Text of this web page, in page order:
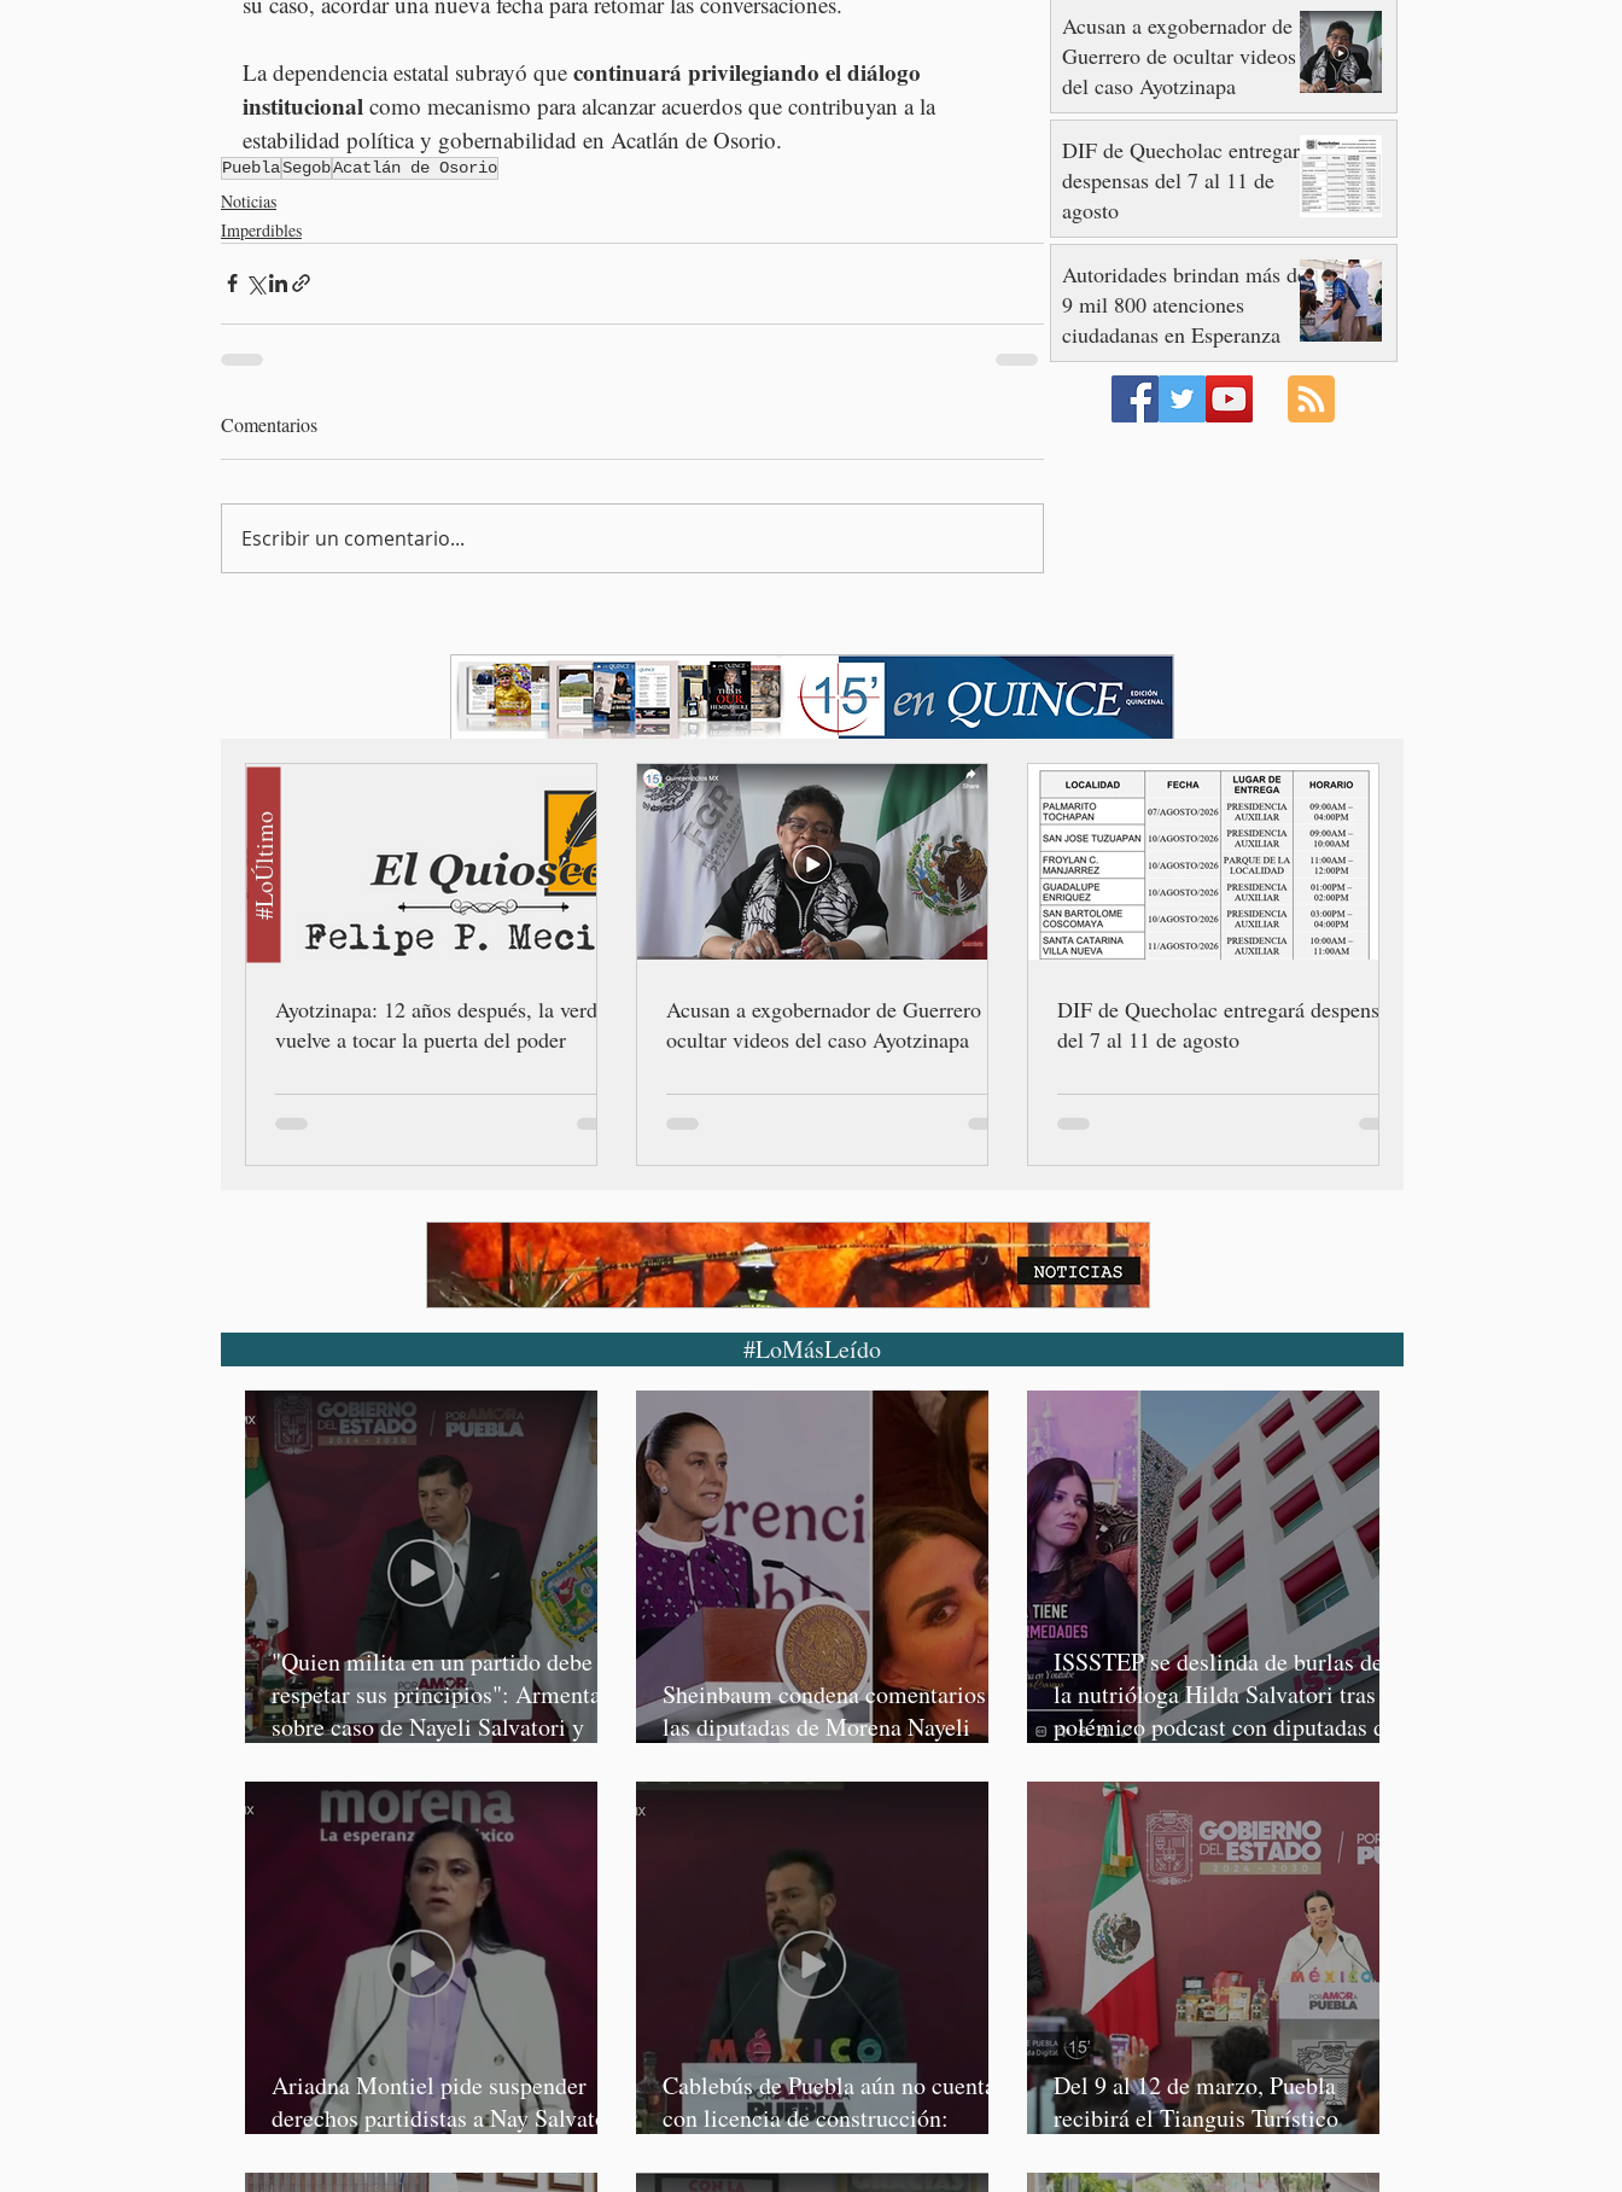
La dependencia estatal subrayó que continuará privilegiando el diálogo
institucional como mecanismo para alcanzar acuerdos que contribuyan a la
estabilidad política y gobernabilidad en Acatlán de Osorio.
PueblaSegobAcatlán de Osorio
Noticias
Imperdibles
Comentarios
Escribir un comentario...
Acusan a exgobernador de
Guerrero de ocultar videos
del caso Ayotzinapa
DIF de Quecholac entregará
despensas del 7 al 11 de
agosto
Autoridades brindan más de
9 mil 800 atenciones
ciudadanas en Esperanza
Ayotzinapa: 12 años después, la verdad
vuelve a tocar la puerta del poder
Acusan a exgobernador de Guerrero de
ocultar videos del caso Ayotzinapa
DIF de Quecholac entregará despensas
del 7 al 11 de agosto
#LoÚltimo
#LoMásLeído
"Quien milita en un partido debe
respetar sus principios": Armenta,
sobre caso de Nayeli Salvatori y
Sheinbaum condena comentarios de
las diputadas de Morena Nayeli
ISSSTEP se deslinda de burlas de
la nutrióloga Hilda Salvatori tras
polémico podcast con diputadas de
Ariadna Montiel pide suspender
derechos partidistas a Nay Salvatori
Cablebús de Puebla aún no cuenta
con licencia de construcción:
Del 9 al 12 de marzo, Puebla
recibirá el Tianguis Turístico